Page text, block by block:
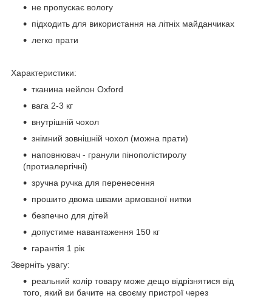
не пропускає вологу
підходить для використання на літніх майданчиках
легко прати
Характеристики:
тканина нейлон Oxford
вага 2-3 кг
внутрішній чохол
знімний зовнішній чохол (можна прати)
наповнювач - гранули пінополістиролу
(протиалергічні)
зручна ручка для перенесення
прошито двома швами армованої нитки
безпечно для дітей
допустиме навантаження 150 кг
гарантія 1 рік
Зверніть увагу:
реальний колір товару може дещо відрізнятися від
того, який ви бачите на своєму пристрої через